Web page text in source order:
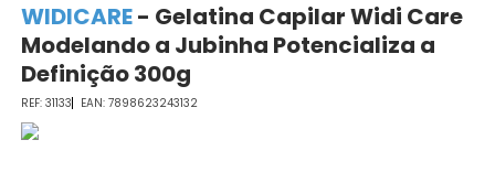
WIDICARE- Gelatina Capilar Widi Care
Modelando a Jubinha Potencializa a
Definição 300g
31133 7898623243132